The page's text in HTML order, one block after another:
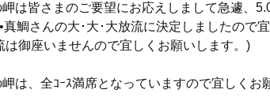
は皆さまのご要望にお応えしまして急遽、
真鯛さんの大･大･大放流に決定しましたので
は御座いませんので宜しくお願いします。)
は、全ｺｰｽ満席となっていますので宜しくお